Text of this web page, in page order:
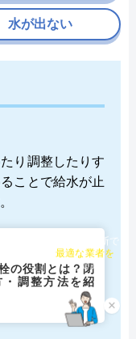
り調整したりす
ことで給水が止
の役割とは？閉
調整方法を紹
水が出ない
×
チャット診断で
最適な業者を
ご提案